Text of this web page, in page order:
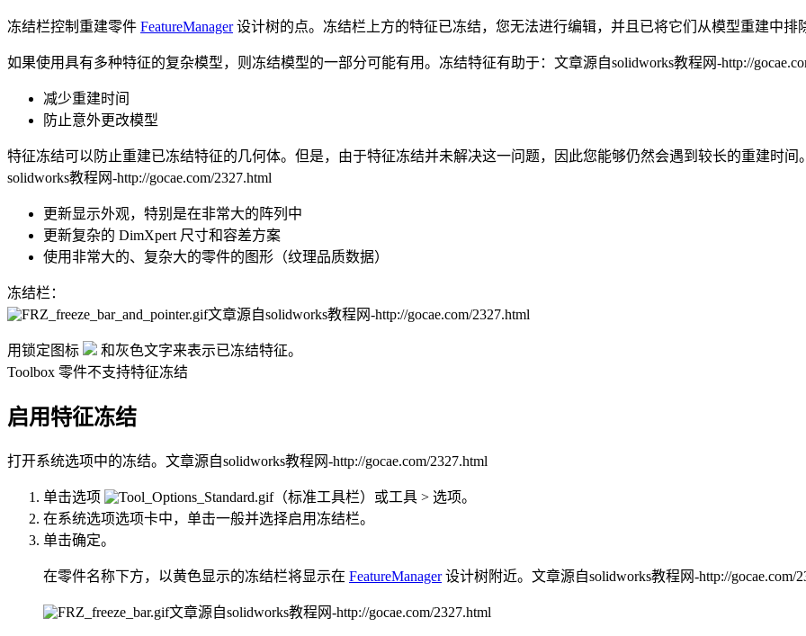
冻结栏控制重建零件 FeatureManager设计树的点。冻结栏上方的特征已冻结，您无法进行编辑，并且已将它们从模型重建中排
如果使用具有多种特征的复杂模型，则冻结模型的一部分可能有用。冻结特征有助于： 文章源自solidworks教程网-http://
减少重建时间
防止意外更改模型
特征冻结可以防止重建已冻结特征的几何体。但是，由于特征冻结并未解决这一问题，因此您能够仍然会遇到较长的重建时间
solidworks教程网-http://gocae.com/2327.html
更新显示外观，特别是在非常大的阵列中
更新复杂的 DimXpert 尺寸和容差方案
使用非常大的、复杂大的零件的图形（纹理品质数据）
冻结栏：
文章源自solidworks教程网-http://gocae.com/2327.html
用锁定图标
和灰色文字来表示已冻结特征。
Toolbox 零件不支持特征冻结
启用特征冻结
打开系统选项中的冻结。 文章源自solidworks教程网-http://gocae.com/2327.html
单击选项 （标准工具栏）或工具 > 选项。
在系统选项选项卡中，单击一般并选择启用冻结栏。
单击确定。
在零件名称下方，以黄色显示的冻结栏将显示在 FeatureManager设计树附近。 文章源自solidworks教程网-http://gocae.com/
文章源自solidworks教程网-http://gocae.com/2327.html